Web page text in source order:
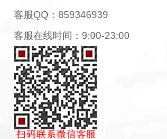
客服QQ：859346939
客服在线时间：9:00-23:00